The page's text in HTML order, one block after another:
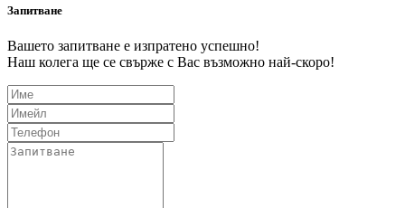
Запитване
Вашето запитване е изпратено успешно!
Наш колега ще се свърже с Вас възможно най-скоро!